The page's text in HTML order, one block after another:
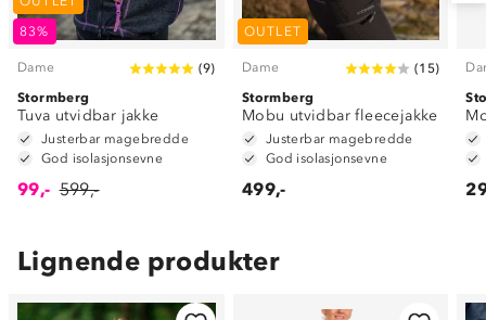
83%
Dame (9)
Stormberg
Tuva utvidbar jakke
Justerbar magebredde
God isolasjonsevne
99,- 599,-
OUTLET
Dame (15)
Stormberg
Mobu utvidbar fleecejakke
Justerbar magebredde
God isolasjonsevne
499,-
Lignende produkter